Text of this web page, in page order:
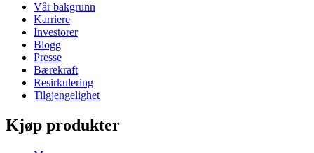
Vår bakgrunn
Karriere
Investorer
Blogg
Presse
Bærekraft
Resirkulering
Tilgjengelighet
Kjøp produkter